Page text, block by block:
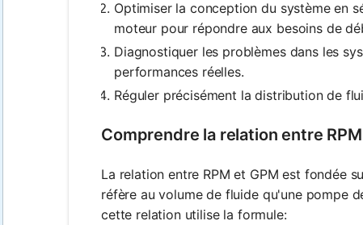
Optimiser la conception du système en
moteur pour répondre aux besoins de
Diagnostiquer les problèmes dans les
performances réelles.
Réguler précisément la distribution de
Comprendre la relation entre
La relation entre RPM et GPM est fondée
réfère au volume de fluide qu'une pompe
cette relation utilise la formule: